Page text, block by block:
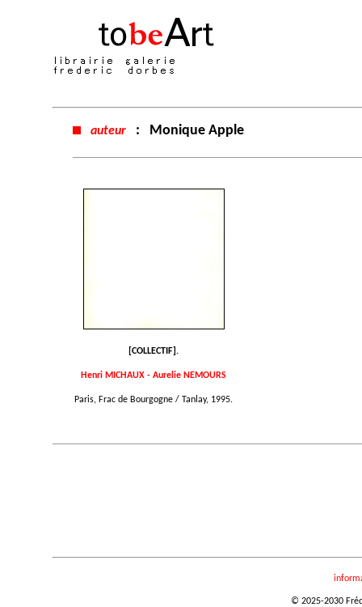
auteur : Monique Apple
[COLLECTIF].
Henri MICHAUX - Aurelie NEMOURS
Paris, Frac de Bourgogne / Tanlay, 1995.
© 2025-2030